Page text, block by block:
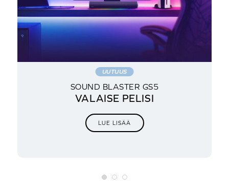
SOUND BLASTER GS5
VALAISE PELISI
LUE LISÄÄ
UUTUUS